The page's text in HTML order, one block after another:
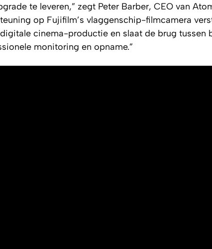
te leveren,” zegt Peter Barber, CEO van
op Fujifilm’s vlaggenschip-filmcamera
cinema-productie en slaat de brug tussen
monitoring en opname.”